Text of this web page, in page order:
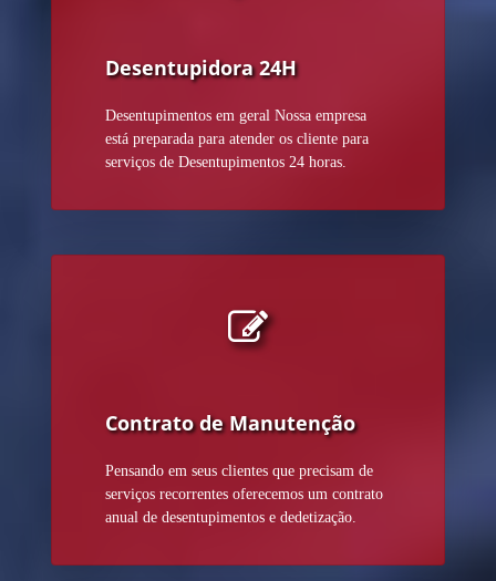
Desentupidora 24H
Desentupimentos em geral Nossa empresa
está preparada para atender os cliente para
serviços de Desentupimentos 24 horas.
Contrato de Manutenção
Pensando em seus clientes que precisam de
serviços recorrentes oferecemos um contrato
anual de desentupimentos e dedetização.